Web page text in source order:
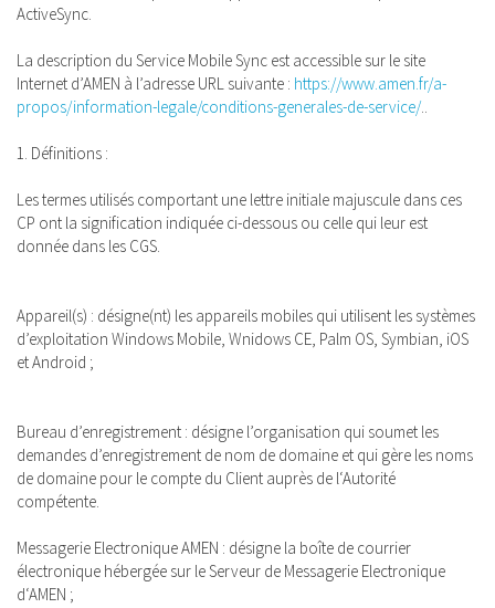
ActiveSync.
La description du Service Mobile Sync est accessible sur le site
Internet d’AMEN à l’adresse URL suivante : https://www.amen.fr/a-
propos/information-legale/conditions-generales-de-service/..
1. Définitions :
Les termes utilisés comportant une lettre initiale majuscule dans ces
CP ont la signification indiquée ci-dessous ou celle qui leur est
donnée dans les CGS.
Appareil(s) : désigne(nt) les appareils mobiles qui utilisent les systèmes
d’exploitation Windows Mobile, Wnidows CE, Palm OS, Symbian, iOS
et Android ;
Bureau d’enregistrement : désigne l’organisation qui soumet les
demandes d’enregistrement de nom de domaine et qui gère les noms
de domaine pour le compte du Client auprès de l‘Autorité
compétente.
Messagerie Electronique AMEN : désigne la boîte de courrier
électronique hébergée sur le Serveur de Messagerie Electronique
d‘AMEN ;